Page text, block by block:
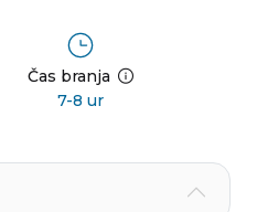
Čas branja
7-8 ur